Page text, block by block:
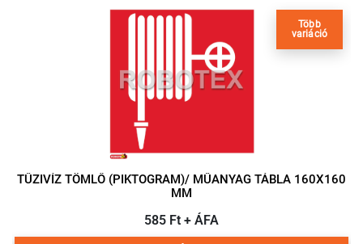
Több
variáció
TŰZIVÍZ TÖMLŐ (PIKTOGRAM)/ MŰANYAG TÁBLA 160X160
MM
585 Ft + ÁFA